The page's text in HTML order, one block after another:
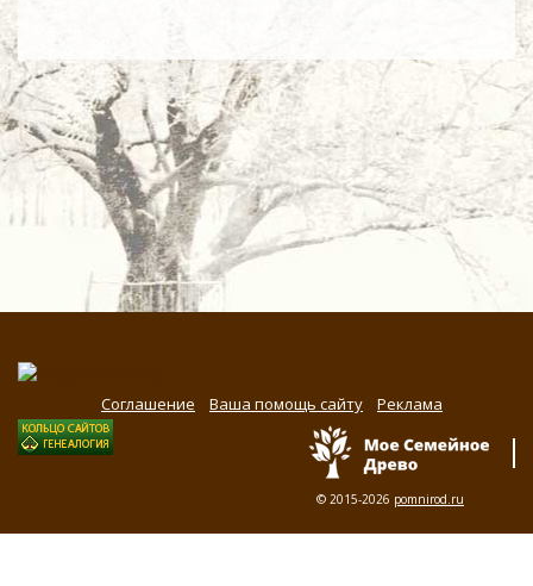
Соглашение Ваша помощь сайту Реклама
© 2015-2026 pomnirod.ru